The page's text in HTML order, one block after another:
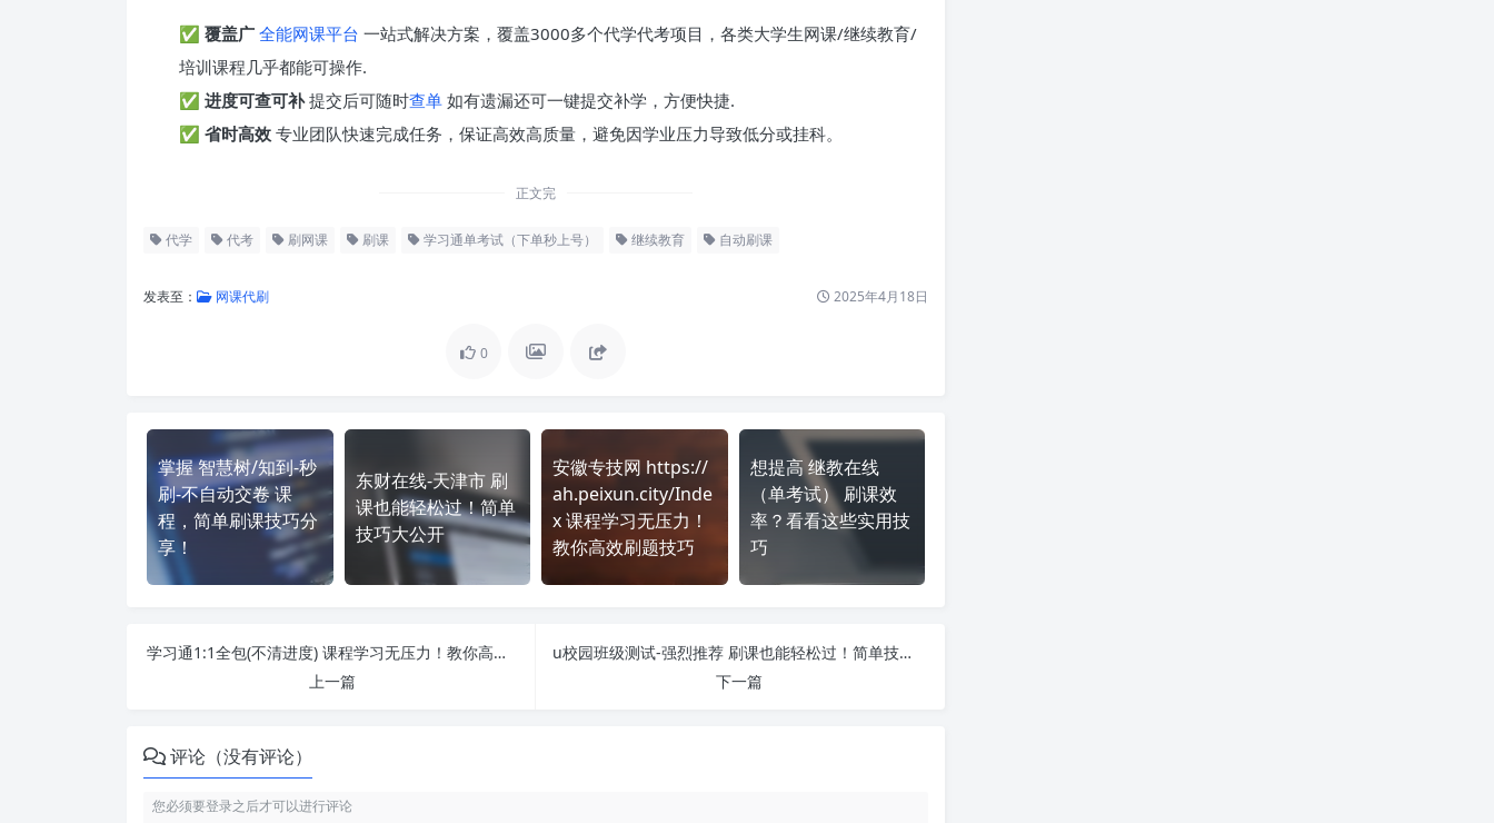
✅ 覆盖广 全能网课平台 一站式解决方案，覆盖3000多个代学代考项目，各类大学生网课/继续教育/
培训课程几乎都能可操作.
✅ 进度可查可补提交后可随时查单 如有遗漏还可一键提交补学，方便快捷.
✅ 省时高效 专业团队快速完成任务，保证高效高质量，避免因学业压力导致低分或挂科。
正文完
代学 代考 刷网课 刷课 学习通单考试（下单秒上号） 继续教育 自动刷课
发表至： 网课代刷 2025年4月18日
0
掌握 智慧树/知到-秒
刷-不自动交卷 课
程，简单刷课技巧分
享！
东财在线-天津市 刷
课也能轻松过！简单
技巧大公开
安徽专技网 https://
ah.peixun.city/Inde
x 课程学习无压力！
教你高效刷题技巧
想提高 继教在线
（单考试） 刷课效
率？看看这些实用技
巧
学习通1:1全包(不清进度) 课程学习无压力！教你高效刷题技巧
上一篇
u校园班级测试-强烈推荐 刷课也能轻松过！简单技巧大公开
下一篇
评论（没有评论）